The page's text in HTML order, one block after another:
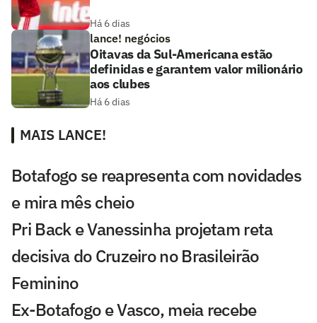
Há 6 dias
lance! negócios
Oitavas da Sul-Americana estão
definidas e garantem valor milionário
aos clubes
Há 6 dias
MAIS LANCE!
Botafogo se reapresenta com novidades
e mira mês cheio
Pri Back e Vanessinha projetam reta
decisiva do Cruzeiro no Brasileirão
Feminino
Ex-Botafogo e Vasco, meia recebe